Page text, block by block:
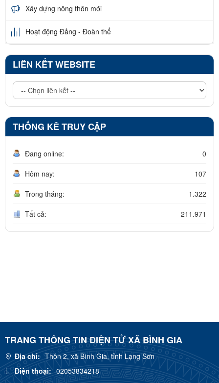
Xây dựng nông thôn mới
Hoạt động Đảng - Đoàn thể
LIÊN KẾT WEBSITE
THỐNG KÊ TRUY CẬP
Đang online: 0
Hôm nay: 107
Trong tháng: 1.322
Tất cả: 211.971
TRANG THÔNG TIN ĐIỆN TỬ XÃ BÌNH GIA
Địa chỉ: Thôn 2, xã Bình Gia, tỉnh Lạng Sơn
Điện thoại: 02053834218